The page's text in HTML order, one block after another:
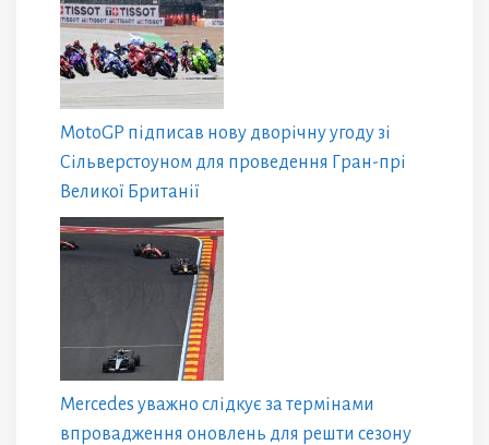
MotoGP підписав нову дворічну угоду зі
Сільверстоуном для проведення Гран-прі
Великої Британії
Mercedes уважно слідкує за термінами
впровадження оновлень для решти сезону